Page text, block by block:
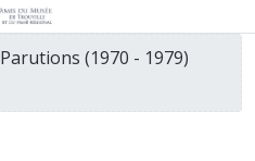
Parutions (1970 - 1979)